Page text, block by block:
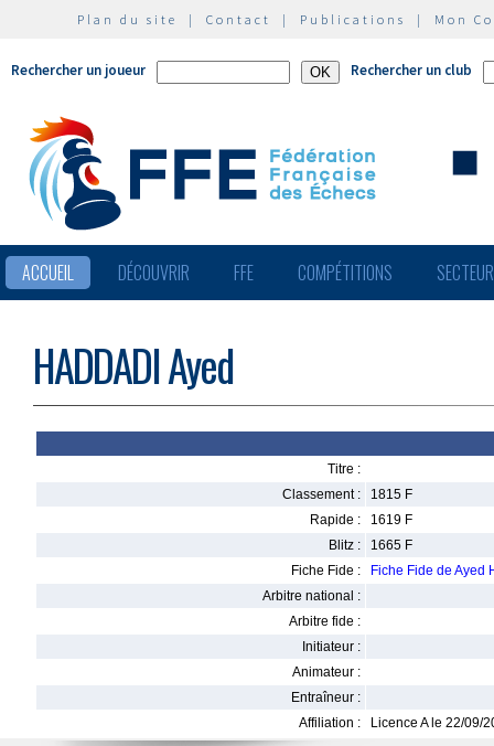
Plan du site | Contact | Publications | Mon
Rechercher un joueur Rechercher un club
ACCUEIL DÉCOUVRIR FFE COMPÉTITIONS
HADDADI Ayed
Titre :
Classement :
1815 F
Rapide :
1619 F
Blitz :
1665 F
Fiche Fide :
Fiche Fide de Ayed
Arbitre national :
Arbitre fide :
Initiateur :
Animateur :
Entraîneur :
Affiliation :
Licence A le 22/09/